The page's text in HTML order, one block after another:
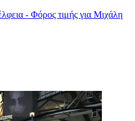
- Φόρος τιμής για Μιχάλη